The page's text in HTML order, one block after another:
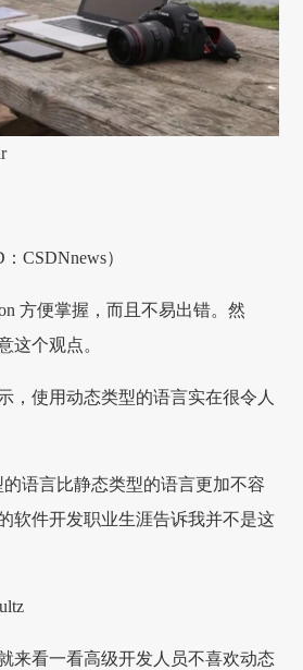
CSDNnews）
方便掌握，而且不易出错。然
这个观点。
，使用动态类型的语言实在很令人
语言比静态类型的语言更加不容
软件开发职业生涯告诉我并不是这
来看一看高级开发人员不喜欢动态